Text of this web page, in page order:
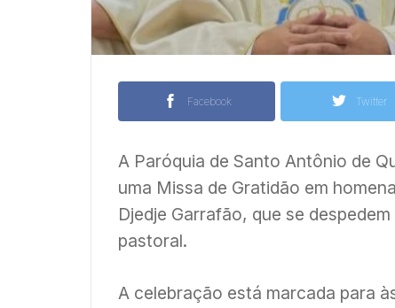
Facebook Twitter
A Paróquia de Santo Antônio de
uma Missa de Gratidão em
Djedje Garrafão, que se
pastoral.
A celebração está marcada para